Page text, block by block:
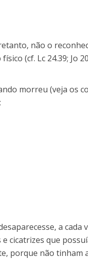
não o
(cf. Lc 24.39; Jo
morreu (veja os
a cada
cicatrizes que
porque não tinham